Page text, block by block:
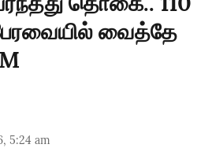
வைத்தே
5:24 am